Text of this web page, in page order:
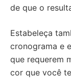
de que o
Estabeleça
cronograma e
que requerem
cor que você